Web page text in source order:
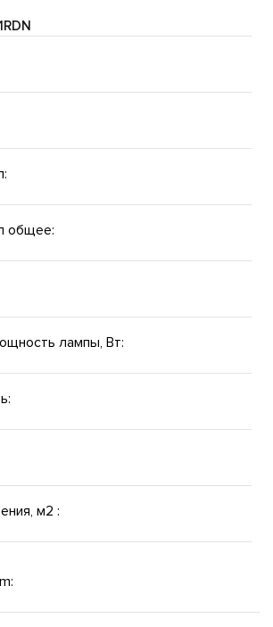
общее:
лампы, Вт:
м2 :